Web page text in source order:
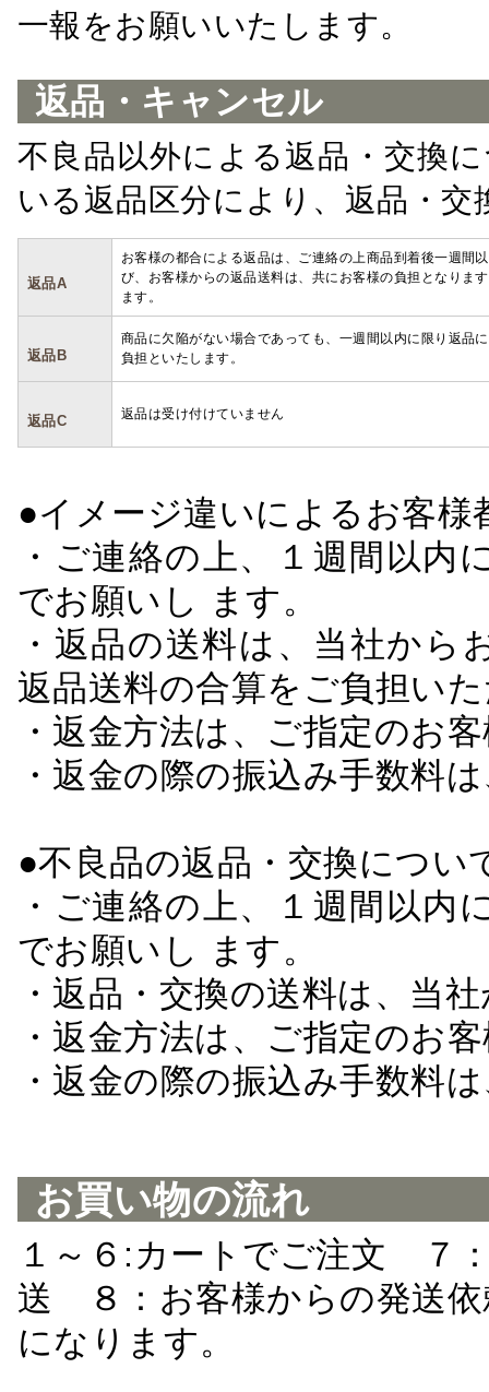
一報をお願いいたします。
返品・キャンセル
不良品以外による返品・交換
いる返品区分により、返品・
返品A
お客様の都合による返品は、ご連絡の上商品到着後一週間
び、お客様からの返品送料は、共にお客様の負担となりま
ます。
返品B
商品に欠陥がない場合であっても、一週間以内に限り返品
負担といたします。
返品C 返品は受け付けていません
●イメージ違いによるお客
・ご連絡の上、１週間以
でお願いし ます。
・返品の送料は、当社か
返品送料の合算をご負担い
・返金方法は、ご指定のお
・返金の際の振込み手数料
●不良品の返品・交換につい
・ご連絡の上、１週間以
でお願いし ます。
・返品・交換の送料は、当
・返金方法は、ご指定のお
・返金の際の振込み手数料
お買い物の流れ
１～６:カートでご注文 ７
送 ８：お客様からの発送
になります。